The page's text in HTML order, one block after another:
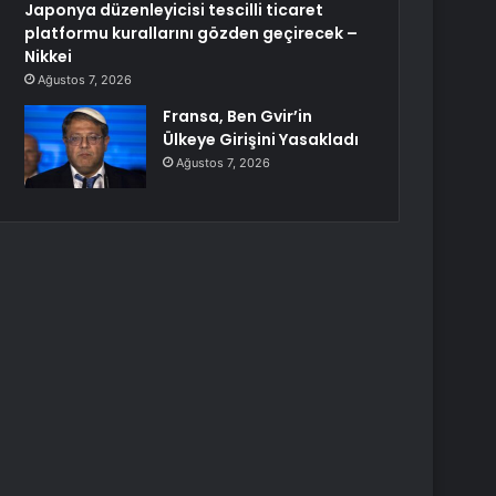
Japonya düzenleyicisi tescilli ticaret
platformu kurallarını gözden geçirecek –
Nikkei
Ağustos 7, 2026
Fransa, Ben Gvir’in
Ülkeye Girişini Yasakladı
Ağustos 7, 2026